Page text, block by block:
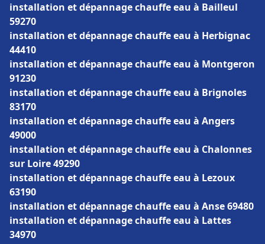
installation et dépannage chauffe eau à Bailleul
59270
installation et dépannage chauffe eau à Herbignac
44410
installation et dépannage chauffe eau à Montgeron
91230
installation et dépannage chauffe eau à Brignoles
83170
installation et dépannage chauffe eau à Angers
49000
installation et dépannage chauffe eau à Chalonnes
sur Loire 49290
installation et dépannage chauffe eau à Lezoux
63190
installation et dépannage chauffe eau à Anse 69480
installation et dépannage chauffe eau à Lattes
34970